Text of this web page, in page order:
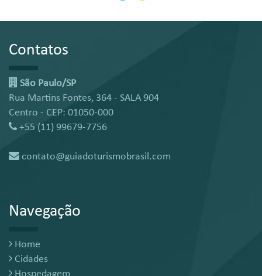
Contatos
São Paulo/SP
Rua Martins Fontes, 364 - SALA 904
Centro - CEP: 01050-000
+55 (11) 99679-7756
contato@guiadoturismobrasil.com
Navegação
Home
Cidades